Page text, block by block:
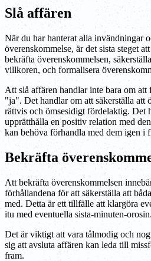
Slå affären
När du har hanterat alla invändningar
överenskommelse, är det sista steget
bekräfta överenskommelsen,
villkoren, och formalisera
Att slå affären handlar inte bara om att
"ja". Det handlar om att säkerställa att
rättvis och ömsesidigt fördelaktig. Det
upprätthålla en positiv relation med
kan behöva förhandla med dem igen i
Bekräfta
Att bekräfta överenskommelsen
förhållandena för att säkerställa att
med. Detta är ett tillfälle att klargöra
itu med eventuella sista-minuten-orosin.
Det är viktigt att vara tålmodig och
sig att avsluta affären kan leda till
fram.